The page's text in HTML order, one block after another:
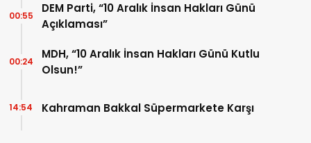
DEM Parti, “10 Aralık İnsan Hakları Günü
Açıklaması”
00:55
MDH, “10 Aralık İnsan Hakları Günü Kutlu
Olsun!”
00:24
Kahraman Bakkal Süpermarkete Karşı
14:54